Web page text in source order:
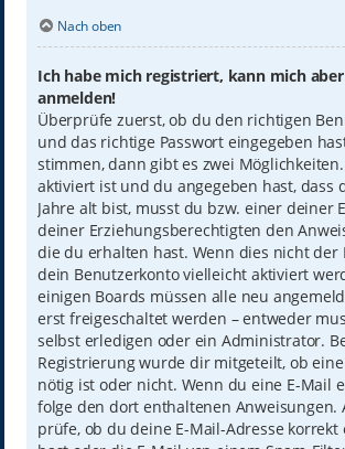
Nach oben
Ich habe mich registriert, kann mich
anmelden!
Überprüfe zuerst, ob du den richtigen
und das richtige Passwort eingegeben
stimmen, dann gibt es zwei
aktiviert ist und du angegeben hast, dass
Jahre alt bist, musst du bzw. einer deiner
deiner Erziehungsberechtigten den
die du erhalten hast. Wenn dies nicht der
dein Benutzerkonto vielleicht aktiviert
einigen Boards müssen alle neu
erst freigeschaltet werden – entweder
selbst erledigen oder ein Administrator.
Registrierung wurde dir mitgeteilt, ob
nötig ist oder nicht. Wenn du eine E-Mail
folge den dort enthaltenen Anweisungen.
prüfe, ob du deine E-Mail-Adresse korrekt